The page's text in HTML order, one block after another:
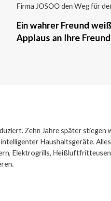
Firma JOSOO den Weg für
Ein wahrer Freund
Applaus an Ihre
Zehn Jahre später
Haushaltsgeräte.
Elektrogrills,